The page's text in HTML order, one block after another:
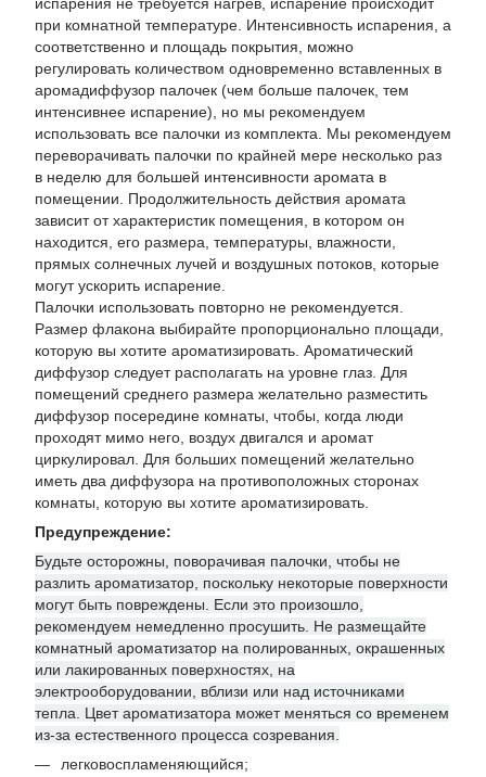
при комнатной температуре. Интенсивность испарения, а
соответственно и площадь покрытия, можно
регулировать количеством одновременно вставленных в
аромадиффузор палочек (чем больше палочек, тем
интенсивнее испарение), но мы рекомендуем
использовать все палочки из комплекта. Мы рекомендуем
переворачивать палочки по крайней мере несколько раз
в неделю для большей интенсивности аромата в
помещении. Продолжительность действия аромата
зависит от характеристик помещения, в котором он
находится, его размера, температуры, влажности,
прямых солнечных лучей и воздушных потоков, которые
могут ускорить испарение.
Палочки использовать повторно не рекомендуется.
Размер флакона выбирайте пропорционально площади,
которую вы хотите ароматизировать. Ароматический
диффузор следует располагать на уровне глаз. Для
помещений среднего размера желательно разместить
диффузор посередине комнаты, чтобы, когда люди
проходят мимо него, воздух двигался и аромат
циркулировал. Для больших помещений желательно
иметь два диффузора на противоположных сторонах
комнаты, которую вы хотите ароматизировать.
Предупреждение:
Будьте осторожны, поворачивая палочки, чтобы не
разлить ароматизатор, поскольку некоторые поверхности
могут быть повреждены. Если это произошло,
рекомендуем немедленно просушить. Не размещайте
комнатный ароматизатор на полированных, окрашенных
или лакированных поверхностях, на
электрооборудовании, вблизи или над источниками
тепла. Цвет ароматизатора может меняться со временем
из-за естественного процесса созревания.
легковоспламеняющийся;